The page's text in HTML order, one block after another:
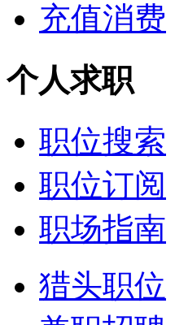
充值消费
个人求职
职位搜索
职位订阅
职场指南
猎头职位